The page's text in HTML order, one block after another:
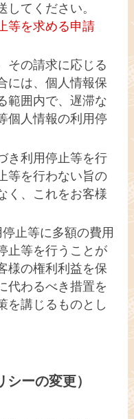
してください。
等を求める申請
その請求に応じる
には、個人情報保
範囲内で、遅滞な
個人情報の利用停
き利用停止等を行
等を行わない旨の
く、これをお客様
止等に多額の費用
止等を行うことが
様の権利利益を保
代わるべき措置を
を講じるものとし
ーの変更）